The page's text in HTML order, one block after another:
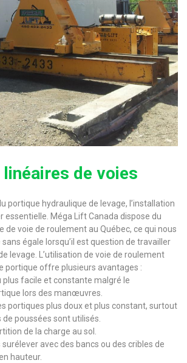
de voies
portique hydraulique de levage, l’installation
essentielle. Méga Lift Canada dispose du
de voie de roulement au Québec, ce qui nous
égale lorsqu’il est question de travailler
levage. L’utilisation de voie de roulement
portique offre plusieurs avantages :
plus facile et constante malgré le
lors des manœuvres.
portiques plus doux et plus constant, surtout
de poussées sont utilisés.
de la charge au sol.
avec des bancs ou des cribles de
hauteur.